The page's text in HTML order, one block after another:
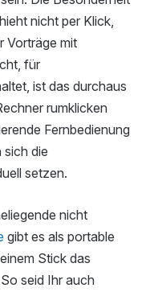
nicht per Klick,
Vorträge mit
für
ist das durchaus
rumklicken
Fernbedienung
sich die
setzen.
nicht
gibt es als portable
Stick das
seid Ihr auch